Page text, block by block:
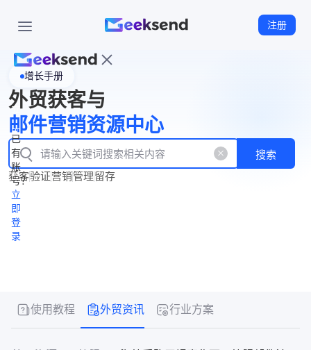
注册
页
WhatsApp
企业号
New
产
品
功
能
产
品
价
格
资
源
中
心
立
即
注
册
已
有
账
号？
立
即
登
录
增长手册
外贸获客与
邮件营销资源中心
搜索
获客验证营销管理留存
使用教程 外贸资讯 行业方案